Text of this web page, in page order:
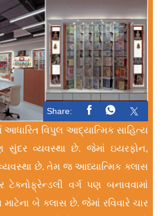
Share:
વિપુલ આદ્યાત્મિક સાહિત્ય
સુંદર વ્યવસ્થા છે. જેમાં ઇયરફોન,
છે. તેમ જ આધ્યાત્મિક ક્લાસ
વર્ગ પણ બનાવવામાં
બે ક્લાસ છે. જેમાં રવિવારે ચાર